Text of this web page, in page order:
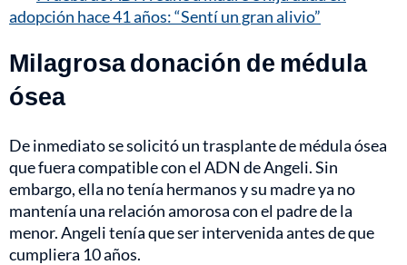
adopción hace 41 años: “Sentí un gran alivio”
Milagrosa donación de médula
ósea
De inmediato se solicitó un trasplante de médula ósea
que fuera compatible con el ADN de Angeli. Sin
embargo, ella no tenía hermanos y su madre ya no
mantenía una relación amorosa con el padre de la
menor. Angeli tenía que ser intervenida antes de que
cumpliera 10 años.